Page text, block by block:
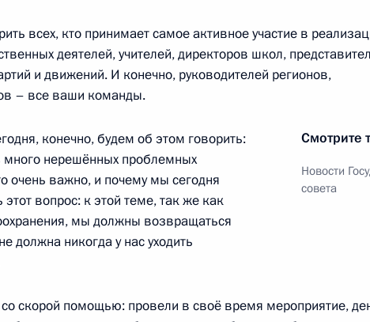
Информационные
ресурсы
Президента России
Текущий ресурс
Конституция России
Государственная
символика
Обратиться к Президенту
гражданам школьного
Владимир Путин —
Официальные
сетевые ресурсы
ВКонтакте
Telegram-канал
YouTube
О
всех, кто принимает самое активное участие в
деятелей, учителей, директоров школ,
и движений. И конечно, руководителей регионов,
– все ваши команды.
Смотрите
Новости
совета
конечно, будем об этом говорить:
много нерешённых проблемных
очень важно, и почему мы сегодня
вопрос: к этой теме, так же как
мы должны возвращаться
должна никогда у нас уходить
со скорой помощью: провели в своё время мероприятие,